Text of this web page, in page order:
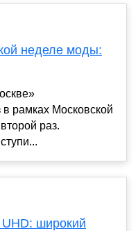
неделе моды:
рамках Московской
раз.
широкий